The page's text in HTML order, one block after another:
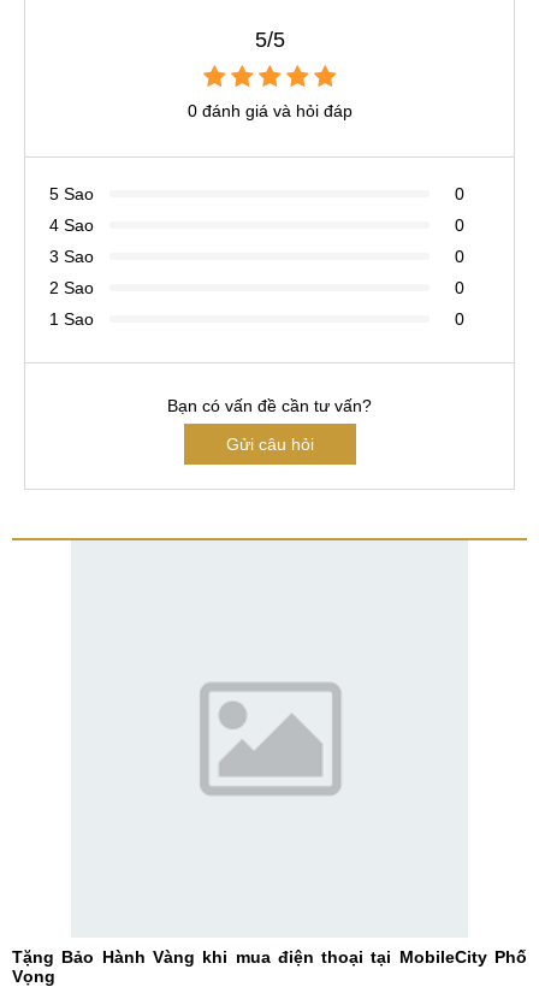
5/5
0 đánh giá và hỏi đáp
5 Sao
0
4 Sao
0
3 Sao
0
2 Sao
0
1 Sao
0
Bạn có vấn đề cần tư vấn?
Gửi câu hỏi
Tặng Bảo Hành Vàng khi mua điện thoại tại MobileCity Phố
Vọng